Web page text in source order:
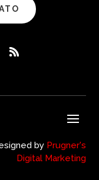
by Prugner's
Digital Marketing